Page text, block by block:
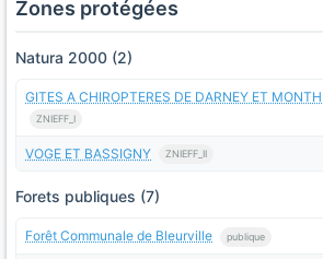
Zones protégées
Natura 2000 (2)
GITES A CHIROPTERES DE DARNEY ET
ZNIEFF_I
VOGE ET BASSIGNY ZNIEFF_II
Forets publiques (7)
Forêt Communale de Bleurville publique